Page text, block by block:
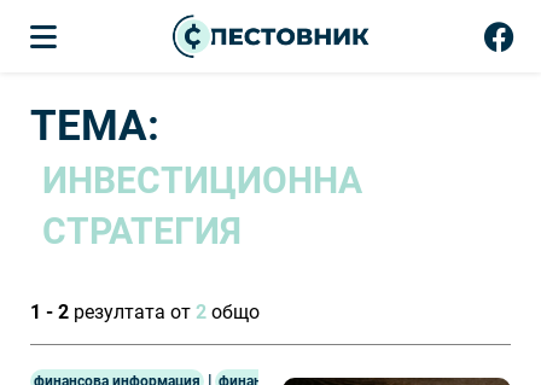
ТЕМА:
ИНВЕСТИЦИОННА
СТРАТЕГИЯ
1 - 2 резултата от 2 общо
финансова информация | финанси